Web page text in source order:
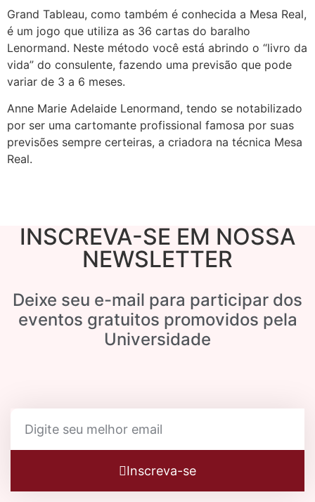
Grand Tableau, como também é conhecida a Mesa Real,
é um jogo que utiliza as 36 cartas do baralho
Lenormand. Neste método você está abrindo o “livro da
vida” do consulente, fazendo uma previsão que pode
variar de 3 a 6 meses.
Anne Marie Adelaide Lenormand, tendo se notabilizado
por ser uma cartomante profissional famosa por suas
previsões sempre certeiras, a criadora na técnica Mesa
Real.
INSCREVA-SE EM NOSSA
NEWSLETTER
Deixe seu e-mail para participar dos
eventos gratuitos promovidos pela
Universidade
Inscreva-se